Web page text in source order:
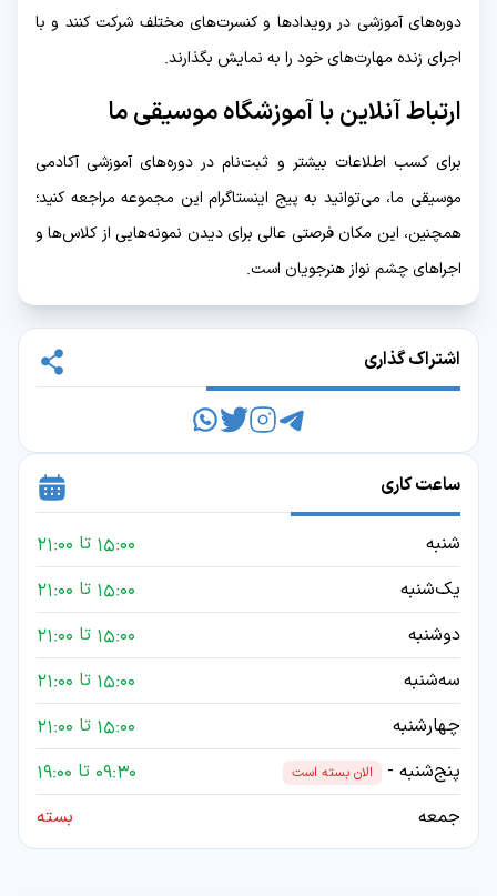
دوره‌های آموزشی در رویدادها و کنسرت‌های مختلف شرکت کنند و با
اجرای زنده مهارت‌های خود را به نمایش بگذارند.
ارتباط آنلاین با آموزشگاه موسیقی ما
برای کسب اطلاعات بیشتر و ثبت‌نام در دوره‌های آموزشی آکادمی
موسیقی ما، می‌توانید به پیج اینستاگرام این مجموعه مراجعه کنید؛
همچنین، این مکان فرصتی عالی برای دیدن نمونه‌هایی از کلاس‌ها و
اجراهای چشم نواز هنرجویان است.
اشتراک گذاری
ساعت کاری
شنبه
15:00 تا 21:00
یک‌شنبه
15:00 تا 21:00
دوشنبه
15:00 تا 21:00
سه‌شنبه
15:00 تا 21:00
چهارشنبه
15:00 تا 21:00
پنج‌شنبه -
الان بسته است
09:30 تا 19:00
جمعه
بسته